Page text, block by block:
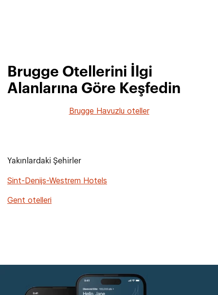
Brugge Otellerini İlgi
Alanlarına Göre Keşfedin
Brugge Havuzlu oteller
Yakınlardaki Şehirler
Sint-Denijs-Westrem Hotels
Gent otelleri